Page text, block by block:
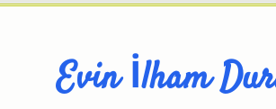
Evin İlham